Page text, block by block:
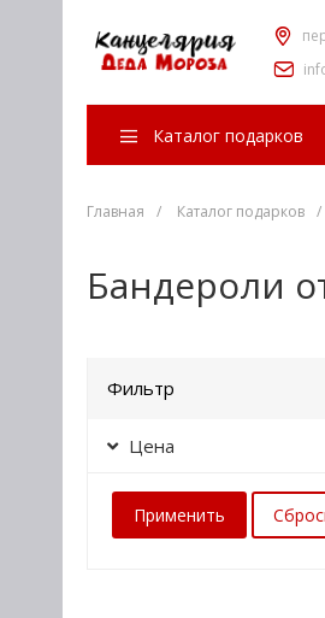
Каталог подарков
Главная / Каталог подарков /
Бандероли
Фильтр
Цена